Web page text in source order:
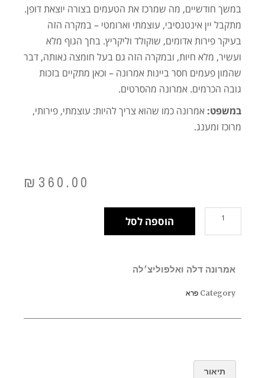
במשך חודשיים, מה שמרכז את הטעמים בצורה יוצאת דופן.
מתקבל יין אינטנסיבי, עוצמתי וארומטי – במקרה הזה
בעיקר פירות אדומים, שוקולד וליקריץ. בחך הגוף מלא
ועשיר, מלא חיות, ובמקרה הזה גם בעל חומצה נאותה, דבר
שהמון פעמים חסר ביינות אמרונה – וכאן מתקיים בזכות
גובה הכרמים. אמרונה מהסרטים.
במשפט: אמרונה כמו שהוא צריך להיות: עוצמתי, פירותי,
מרוכז ומענג.
₪ 360.00
הוספה לסל
אמרונה דלה ואלפוליצ׳לה
Category פרא
תיאור